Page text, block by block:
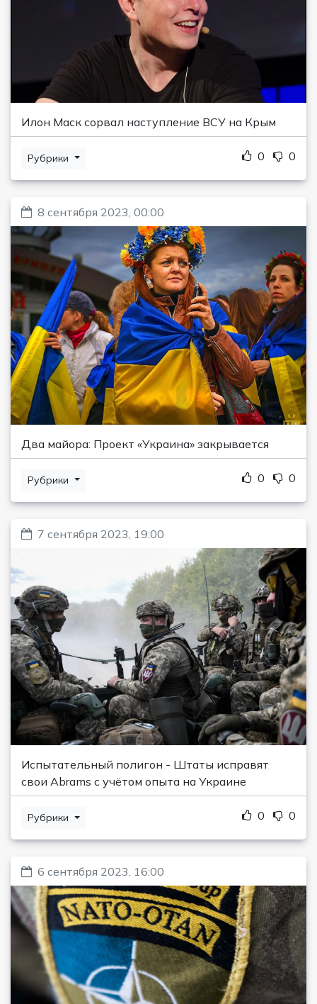
Илон Маск сорвал наступление ВСУ на Крым
Рубрики 0 0
8 сентября 2023, 00:00
Два майора: Проект «Украина» закрывается
Рубрики 0 0
7 сентября 2023, 19:00
Испытательный полигон - Штаты исправят
свои Abrams с учётом опыта на Украине
Рубрики 0 0
6 сентября 2023, 16:00